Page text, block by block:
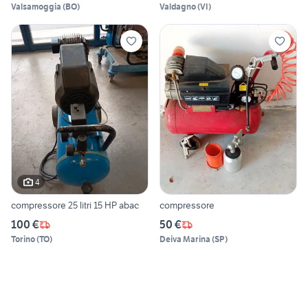
Valsamoggia (BO) Valdagno(VI)
4
compressore 25 litri 15 HP abac
100 €
Torino(TO)
compressore
50 €
Deiva Marina (SP)